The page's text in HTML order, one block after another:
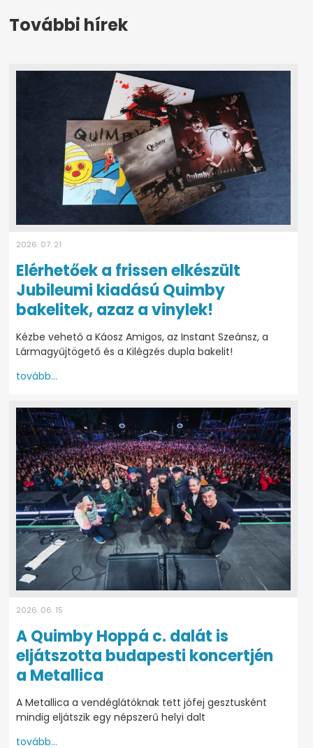
További hírek
2026. 07. 21
Elérhetőek a frissen elkészült
Jubileumi kiadású Quimby
bakelitek, azaz a vinylek!
Kézbe vehető a Káosz Amigos, az Instant Szeánsz, a
Lármagyűjtögető és a Kilégzés dupla bakelit!
tovább...
2026. 06. 15
A Quimby Hoppá c. dalát is
eljátszotta budapesti koncertjén
a Metallica
A Metallica a vendéglátóknak tett jófej gesztusként
mindig eljátszik egy népszerű helyi dalt
tovább...